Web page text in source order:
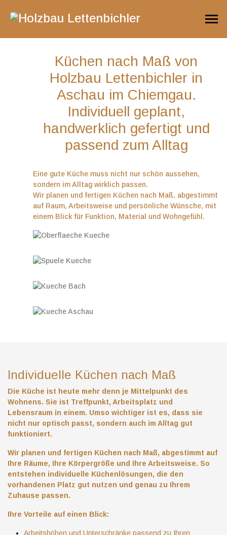
Küchen nach Maß
aus Meisterhand
Individuell geplant, sauber gefertigt und auf
Ihren Alltag abgestimmt
Küchen nach Maß von
Holzbau Lettenbichler in
Aschau im Chiemgau.
Individuell geplant,
handwerklich gefertigt und
passend zum Alltag
Eine gute Küche muss nicht nur schön aussehen,
sondern im Alltag wirklich passen.
Wir planen und fertigen Küchen nach Maß, abgestimmt
auf Raum, Arbeitsweise und persönliche Wünsche, mit
einem Blick für Funktion, Material und Wohngefühl.
Individuelle Küchen nach Maß
Die Küche ist heute mehr denn je Mittelpunkt des
Wohnens. Sie ist Treffpunkt, Arbeitsplatz und
Lebensraum in einem. Umso wichtiger ist es, dass sie
nicht nur optisch passt, sondern auch im Alltag gut
funktioniert.
Wir planen und fertigen Küchen nach Maß, abgestimmt auf
Ihre Räume, Ihre Körpergröße und Ihre Arbeitsweise. So
entstehen individuelle Küchenlösungen, die den
vorhandenen Platz gut nutzen und genau zu Ihrem
Zuhause passen.
Ihre Vorteile auf einen Blick:
Arbeitshöhen und Unterschränke passend zu Ihren